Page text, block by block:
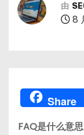
由
8
Share
FAQ是什么意